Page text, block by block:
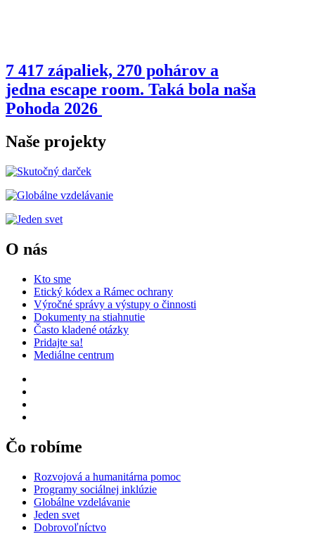
7 417 zápaliek, 270 pohárov a
jedna escape room. Taká bola naša
Pohoda 2026
Naše projekty
O nás
Kto sme
Etický kódex a Rámec ochrany
Výročné správy a výstupy o činnosti
Dokumenty na stiahnutie
Často kladené otázky
Pridajte sa!
Mediálne centrum
Čo robíme
Rozvojová a humanitárna pomoc
Programy sociálnej inklúzie
Globálne vzdelávanie
Jeden svet
Dobrovoľníctvo